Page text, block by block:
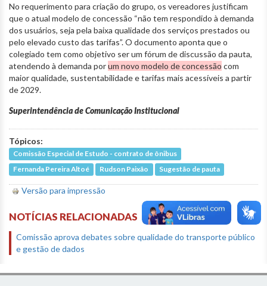
No requerimento para criação do grupo, os vereadores justificam
que o atual modelo de concessão “não tem respondido à demanda
dos usuários, seja pela baixa qualidade dos serviços prestados ou
pelo elevado custo das tarifas”. O documento aponta que o
colegiado tem como objetivo ser um fórum de discussão da pauta,
atendendo à demanda porum novo modelo de concessão com
maior qualidade, sustentabilidade e tarifas mais acessíveis a partir
de 2029.
Superintendência de Comunicação Institucional
Tópicos:
Comissão Especial de Estudo - contrato de ônibus
Fernanda Pereira Altoé
Rudson Paixão Sugestão de pauta
Versão para impressão
NOTÍCIAS RELACIONADAS
Comissão aprova debates sobre qualidade do transporte público
e gestão de dados